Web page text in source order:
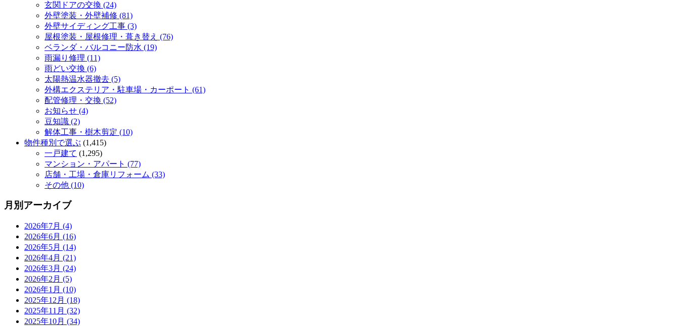
玄関ドアの交換 (24)
外壁塗装・外壁補修 (81)
外壁サイディング工事 (3)
屋根塗装・屋根修理・葺き替え (76)
ベランダ・バルコニー防水 (19)
雨漏り修理 (11)
雨どい交換 (6)
太陽熱温水器撤去 (5)
外構エクステリア・駐車場・カーポート (61)
配管修理・交換 (52)
お知らせ (4)
豆知識 (2)
解体工事・樹木剪定 (10)
物件種別で選ぶ (1,415)
一戸建て (1,295)
マンション・アパート (77)
店舗・工場・倉庫リフォーム (33)
その他 (10)
月別アーカイブ
2026年7月 (4)
2026年6月 (16)
2026年5月 (14)
2026年4月 (21)
2026年3月 (24)
2026年2月 (5)
2026年1月 (10)
2025年12月 (18)
2025年11月 (32)
2025年10月 (34)